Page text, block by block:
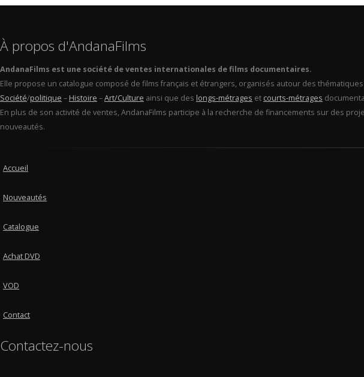
À propos d'AndanaFilms
AndanaFilms est une société de ventes internationales de films documentaires.
Elle propose un catalogue composé de films français et étrangers, organisés autour des
Société/politique – Histoire –Art/Culture ainsi que des longs-métrages et courts-métrages
En plus de son activité de ventes, AndanaFilms participe à la recherche de financements sur des
nouveautés.
Accueil
Nouveautés
Catalogue
Achat DVD
VOD
Contact
Contactez-nous